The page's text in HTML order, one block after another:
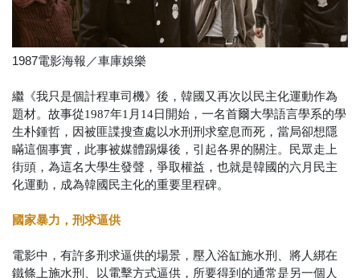
1987電影海報／車庫娛樂
繼《我只是個計程車司機》後，韓國又再次以民主化運動作為
題材。故事從1987年1月14日開始，一名首爾大學語言學系的學
生朴鍾哲，因被匪諜搜查處以水刑刑求窒息而死，當局卻想隱
瞞這個事實，此事被媒體踢爆後，引起各界的關注。民眾走上
街頭，為這名大學生發聲，爭取權益，也就是韓國的六月民主
化運動，成為韓國民主化的重要里程碑。
國家暴力，刑求逼供
電影中，有許多刑求逼供的場景，壓入浴缸施水刑、將人綁在
鐵條上施水刑、以電擊方式逼供，所要得到的通常是另一個人